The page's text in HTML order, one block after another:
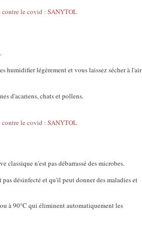
humidifier légèrement et vous laissez sécher à l'air
d'acariens, chats et pollens.
classique n'est pas débarrassé des microbes.
désinfecté et qu'il peut donner des maladies et
à 90°C qui éliminent automatiquement les